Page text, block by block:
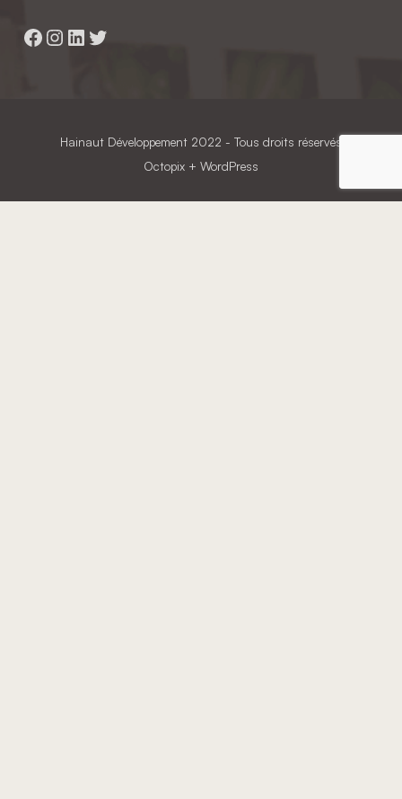
Facebook
Instagram
LinkedIn
Twitter
Hainaut Développement 2022 - Tous droits réservés
Octopix + WordPress